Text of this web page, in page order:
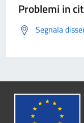
Problemi in
Segnala